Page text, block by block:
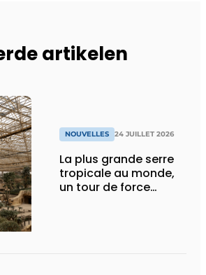
artikelen
NOUVELLES 24 JUILLET 2026
La plus grande serre
tropicale au monde,
un tour de force